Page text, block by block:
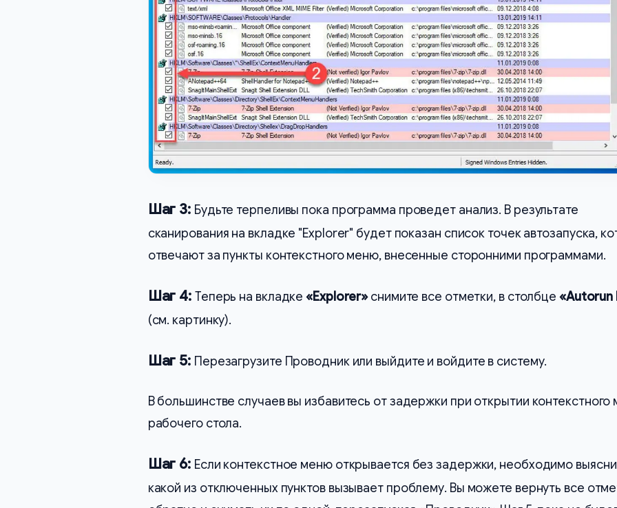
Шаг 3: Будьте терпеливы пока программа проведет анализ. В результате
сканирования на вкладке "Explorer" будет показан список точек автозапуска,
отвечают за пункты контекстного меню, внесенные сторонними программами.
Шаг 4: Теперь на вкладке«Explorer»снимите все отметки, в столбце «Autorun
(см. картинку).
Шаг 5: Перезагрузите Проводник или выйдите и войдите в систему.
В большинстве случаев вы избавитесь от задержки при открытии
рабочего стола.
Шаг 6: Если контекстное меню открывается без задержки, необходимо
какой из отключенных пунктов вызывает проблему. Вы можете вернуть все